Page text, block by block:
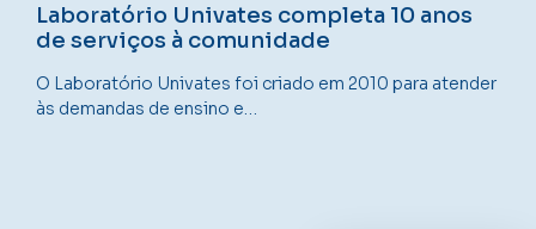
Laboratório Univates completa 10 anos
de serviços à comunidade
O Laboratório Univates foi criado em 2010 para atender
às demandas de ensino e…